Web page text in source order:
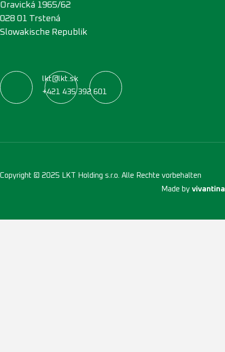
Oravická 1965/62
028 01 Trstená
Slowakische Republik
lkt@lkt.sk
+421 435 392 601
Copyright © 2025 LKT Holding s.r.o. Alle Rechte vorbehalten
Made by vivantina